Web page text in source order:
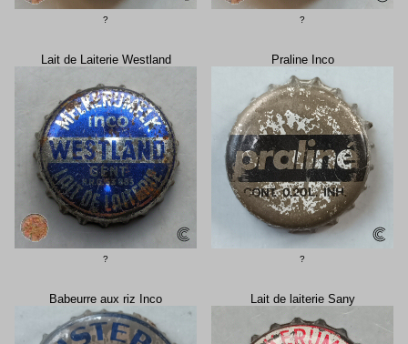
? ?
Lait de Laiterie Westland
?
Praline Inco
?
Babeurre aux riz Inco Lait de laiterie Sany